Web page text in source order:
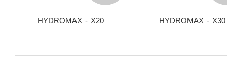
HYDROMAX - X20 HYDROMAX - X30